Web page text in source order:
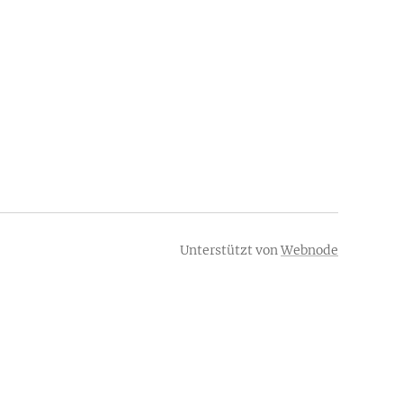
Unterstützt vonWebnode